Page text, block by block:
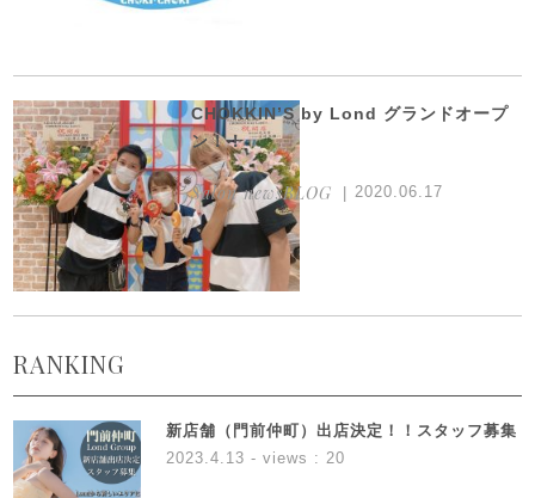
CHOKKIN’S by Lond グランドオープ
ン！！
Salon newsBLOG 2020.06.17
RANKING
新店舗（門前仲町）出店決定！！スタッフ募集
2023.4.13 - views : 20